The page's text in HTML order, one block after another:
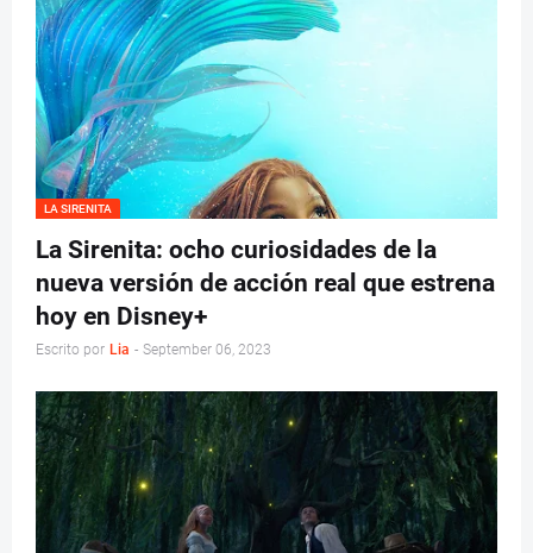
LA SIRENITA
La Sirenita: ocho curiosidades de la
nueva versión de acción real que estrena
hoy en Disney+
Escrito por Lia - September 06, 2023